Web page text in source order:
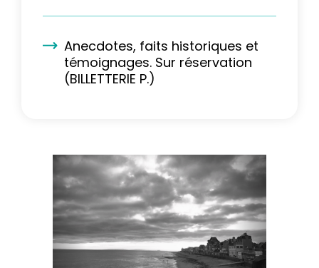
Anecdotes, faits historiques et
témoignages. Sur réservation
(BILLETTERIE P.)